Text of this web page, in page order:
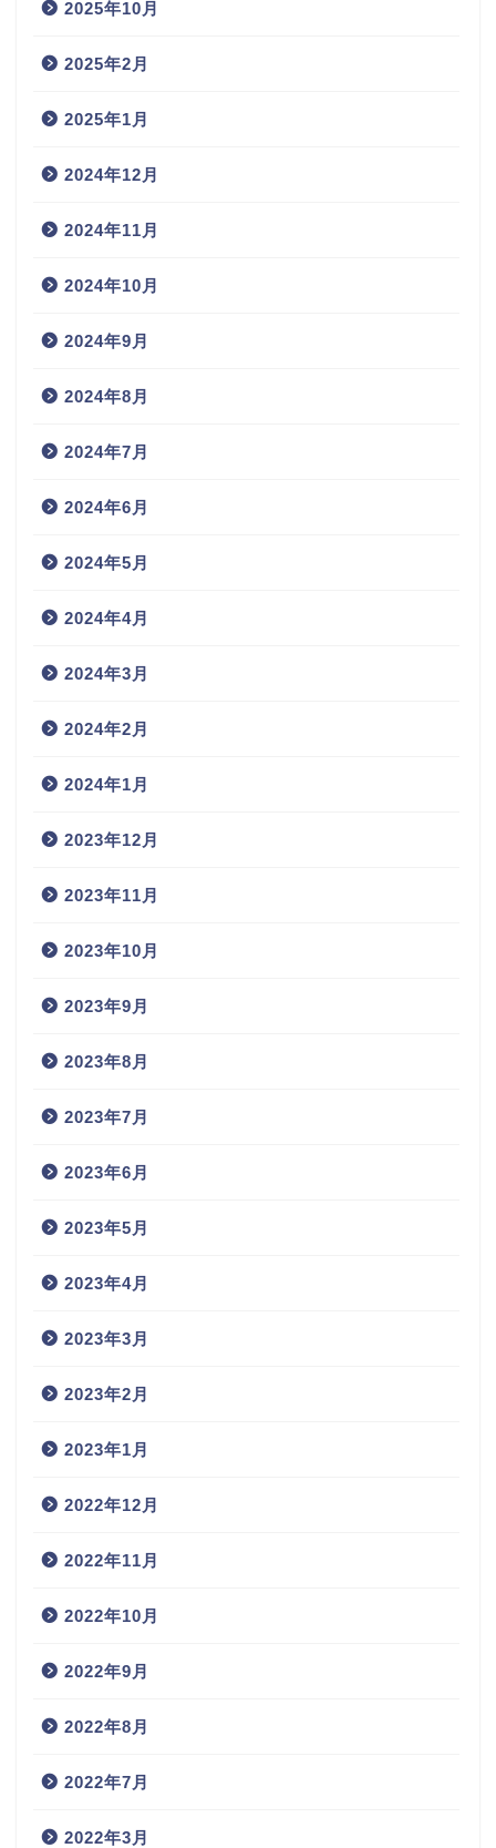
2025年10月
2025年2月
2025年1月
2024年12月
2024年11月
2024年10月
2024年9月
2024年8月
2024年7月
2024年6月
2024年5月
2024年4月
2024年3月
2024年2月
2024年1月
2023年12月
2023年11月
2023年10月
2023年9月
2023年8月
2023年7月
2023年6月
2023年5月
2023年4月
2023年3月
2023年2月
2023年1月
2022年12月
2022年11月
2022年10月
2022年9月
2022年8月
2022年7月
2022年3月